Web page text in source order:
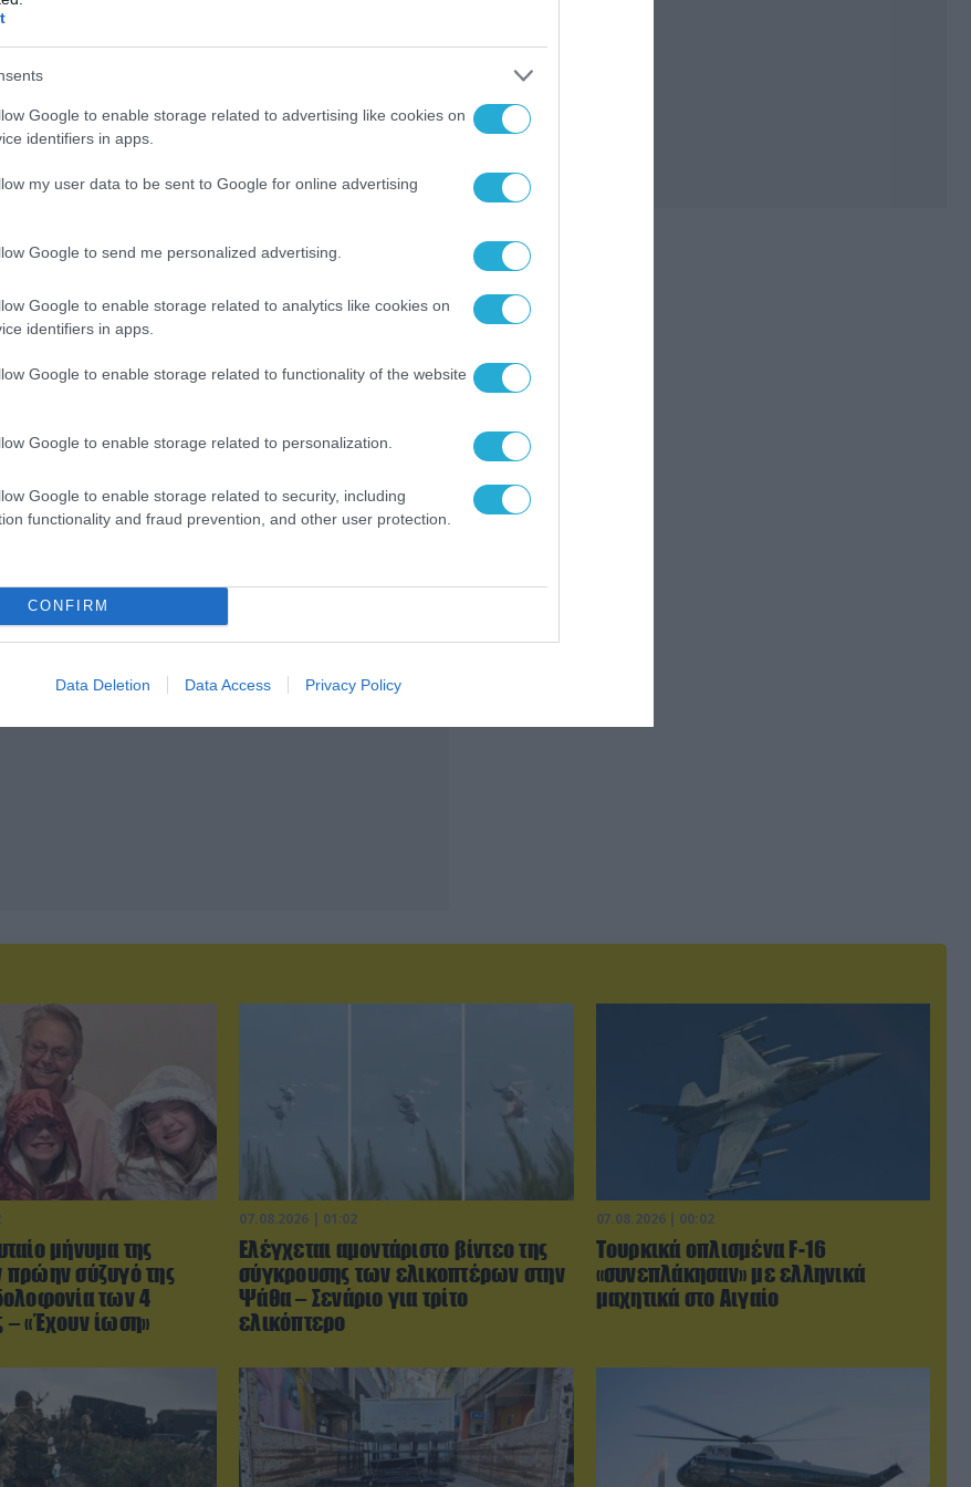
Google to enable storage related to advertising like cookies on
identifiers in apps.
my user data to be sent to Google for online advertising
Google to send me personalized advertising.
Google to enable storage related to analytics like cookies on
identifiers in apps.
Google to enable storage related to functionality of the website
Google to enable storage related to personalization.
Google to enable storage related to security, including
functionality and fraud prevention, and other user protection.
CONFIRM
Data Deletion Data Access Privacy Policy
του Ισραήλ στην αυτοάμυνα.
μήνυμα της
πρώην σύζυγό της
των 4
– «Έχουν ίωση»
07.08.2026 | 01:02
Ελέγχεται αμοντάριστο βίντεο της
σύγκρουσης των ελικοπτέρων στην
Ψάθα – Σενάριο για τρίτο
ελικόπτερο
07.08.2026 | 00:02
Τουρκικά οπλισμένα F-16
«συνεπλάκησαν» με ελληνικά
μαχητικά στο Αιγαίο